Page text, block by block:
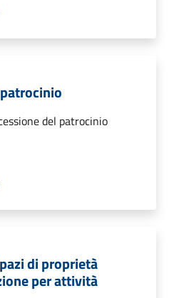
del patrocinio
di proprietà
per attività